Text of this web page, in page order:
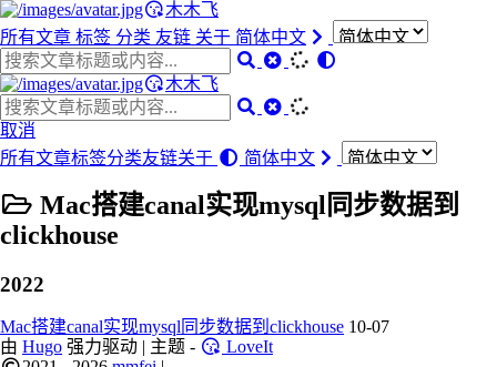
木木飞
所有文章 标签 分类 友链 关于 简体中文
木木飞
取消
所有文章标签分类友链关于 简体中文
Mac搭建canal实现mysql同步数据到
clickhouse
2022
Mac搭建canal实现mysql同步数据到clickhouse 10-07
由 Hugo 强力驱动 | 主题 -
LoveIt